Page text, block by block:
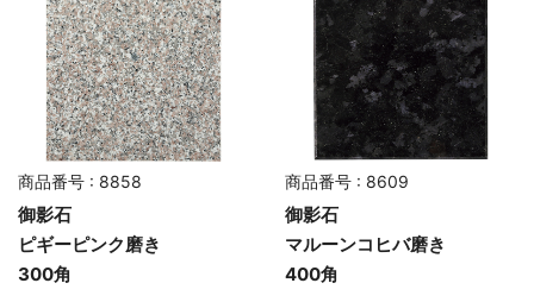
商品番号 : 8858
御影石
ピギーピンク磨き
300角
商品番号 : 8609
御影石
マルーンコヒバ磨き
400角